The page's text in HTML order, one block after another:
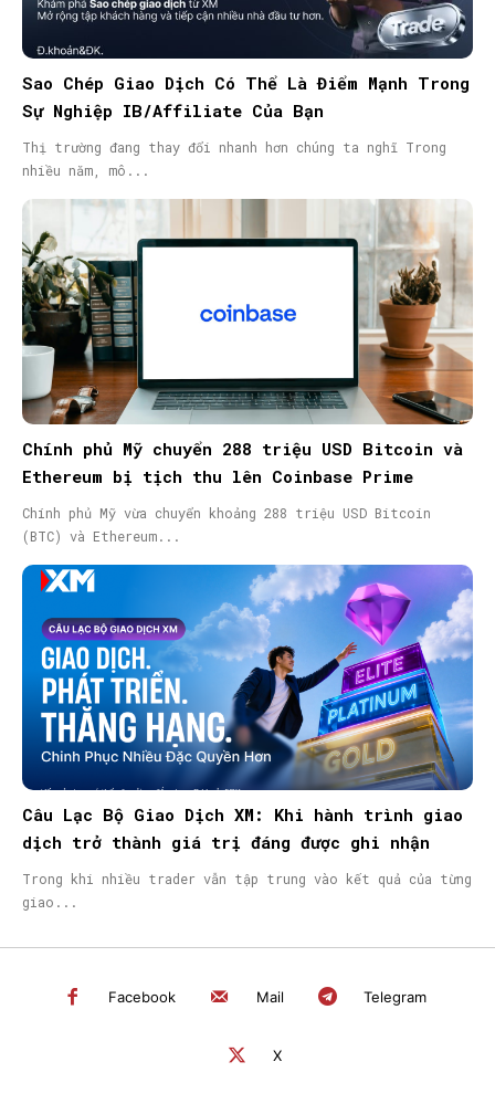
Sao Chép Giao Dịch Có Thể Là Điểm Mạnh Trong
Sự Nghiệp IB/Affiliate Của Bạn
Thị trường đang thay đổi nhanh hơn chúng ta nghĩ Trong
nhiều năm, mô...
Chính phủ Mỹ chuyển 288 triệu USD Bitcoin và
Ethereum bị tịch thu lên Coinbase Prime
Chính phủ Mỹ vừa chuyển khoảng 288 triệu USD Bitcoin
(BTC) và Ethereum...
Câu Lạc Bộ Giao Dịch XM: Khi hành trình giao
dịch trở thành giá trị đáng được ghi nhận
Trong khi nhiều trader vẫn tập trung vào kết quả của từng
giao...
Facebook Mail Telegram
X